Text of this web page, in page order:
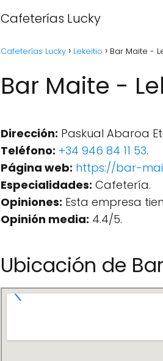
Cafeterías Lucky
Cafeterías Lucky Lekeitio Bar Maite -
Bar Maite -
Dirección: Paskual Abaroa
Teléfono: +34 946 84 11 53.
Página web: https://bar-
Especialidades: Cafetería.
Opiniones: Esta empresa
Opinión media: 4.4/5.
Ubicación de